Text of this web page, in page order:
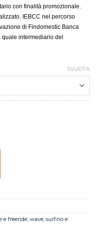
con finalità promozionale.
IEBCC nel percorso
di Findomestic Banca
quale intermediario del
SVUOTA
freeride, wave, surfino e